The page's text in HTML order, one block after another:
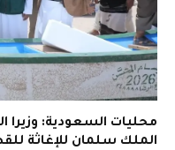
محليات السعودية: وزيرا
الملك سلمان للإغاثة